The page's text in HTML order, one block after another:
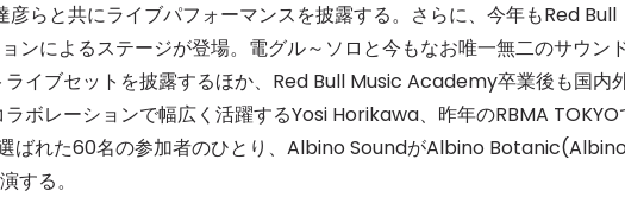
らと共にライブパフォーマンスを披露する。さらに、今年もRed Bull
ンによるステージが登場。電グル～ソロと今もなお唯一無二のサウン
イブセットを披露するほか、Red Bull Music Academy卒業後も国内
ボレーションで幅広く活躍するYosi Horikawa、昨年のRBMA TOKYO
ばれた60名の参加者のひとり、Albino SoundがAlbino
る。
3
セレブ御
クラブが
TOKYO
IKEAが
発中！音